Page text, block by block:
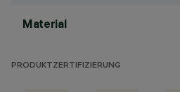
Material
PRODUKTZERTIFIZIERUNG